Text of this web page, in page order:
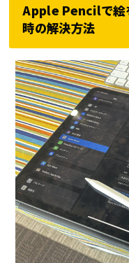
Apple Pencilで絵
時の解決方法